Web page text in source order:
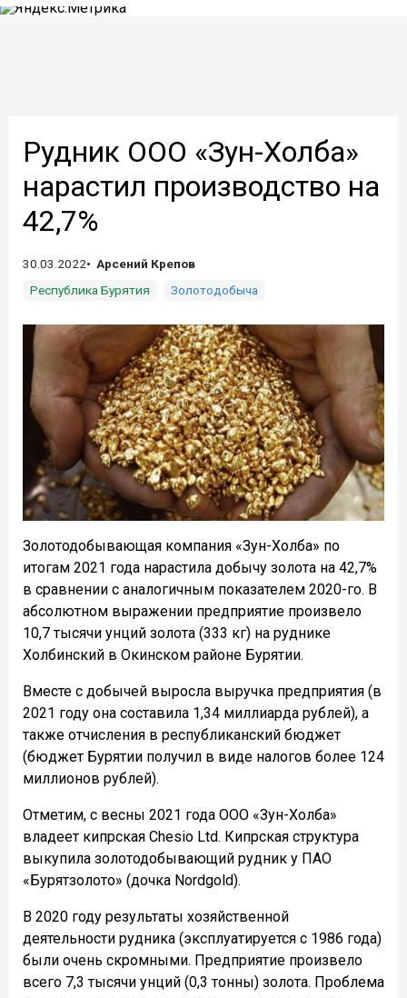
Рудник ООО «Зун-Холба»
нарастил производство на
42,7%
30.03.2022
Арсений Крепов
Республика Бурятия
Золотодобыча
Золотодобывающая компания «Зун-Холба» по
итогам 2021 года нарастила добычу золота на 42,7%
в сравнении с аналогичным показателем 2020-го. В
абсолютном выражении предприятие произвело
10,7 тысячи унций золота (333 кг) на руднике
Холбинский в Окинском районе Бурятии.
Вместе с добычей выросла выручка предприятия (в
2021 году она составила 1,34 миллиарда рублей), а
также отчисления в республиканский бюджет
(бюджет Бурятии получил в виде налогов более 124
миллионов рублей).
Отметим, с весны 2021 года ООО «Зун-Холба»
владеет кипрская Chesio Ltd. Кипрская структура
выкупила золотодобывающий рудник у ПАО
«Бурятзолото» (дочка Nordgold).
В 2020 году результаты хозяйственной
деятельности рудника (эксплуатируется с 1986 года)
были очень скромными. Предприятие произвело
всего 7,3 тысячи унций (0,3 тонны) золота. Проблема